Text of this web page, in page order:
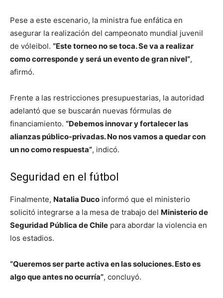
Pese a este escenario, la ministra fue enfática en
asegurar la realización del campeonato mundial juvenil
de vóleibol. “Este torneo no se toca. Se va a realizar
como corresponde y será un evento de gran nivel”,
afirmó.
Frente a las restricciones presupuestarias, la autoridad
adelantó que se buscarán nuevas fórmulas de
financiamiento. “Debemos innovar y fortalecer las
alianzas público-privadas. No nos vamos a quedar con
un no como respuesta”, indicó.
Seguridad en el fútbol
Finalmente, Natalia Duco informó que el ministerio
solicitó integrarse a la mesa de trabajo del Ministerio de
Seguridad Pública de Chile para abordar la violencia en
los estadios.
“Queremos ser parte activa en las soluciones. Esto es
algo que antes no ocurría”, concluyó.